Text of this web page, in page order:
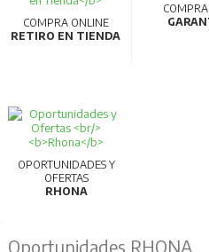
COMPRA ONLINE
RETIRO EN TIENDA
OPORTUNIDADES Y
OFERTAS
RHONA
Oportunidades RHONA